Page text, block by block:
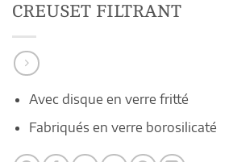
CREUSET FILTRANT
Avec disque en verre fritté
Fabriqués en verre borosilicaté